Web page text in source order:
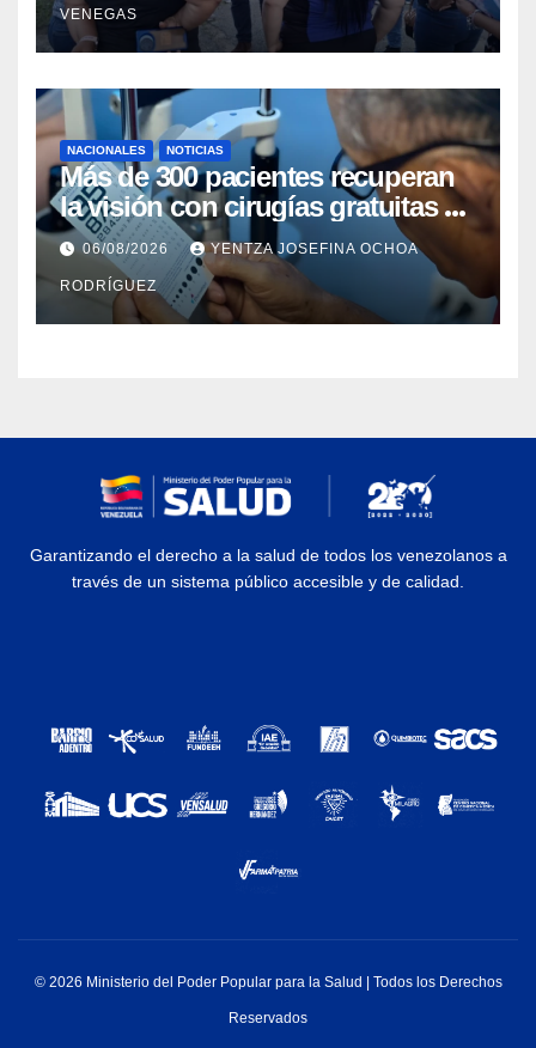
el Mar
VENEGAS
NACIONALES NOTICIAS
Más de 300 pacientes recuperan
la visión con cirugías gratuitas de
cataratas en Zulia
06/08/2026 YENTZA JOSEFINA OCHOA
RODRÍGUEZ
Garantizando el derecho a la salud de todos los venezolanos a
través de un sistema público accesible y de calidad.
© 2026 Ministerio del Poder Popular para la Salud | Todos los Derechos
Reservados